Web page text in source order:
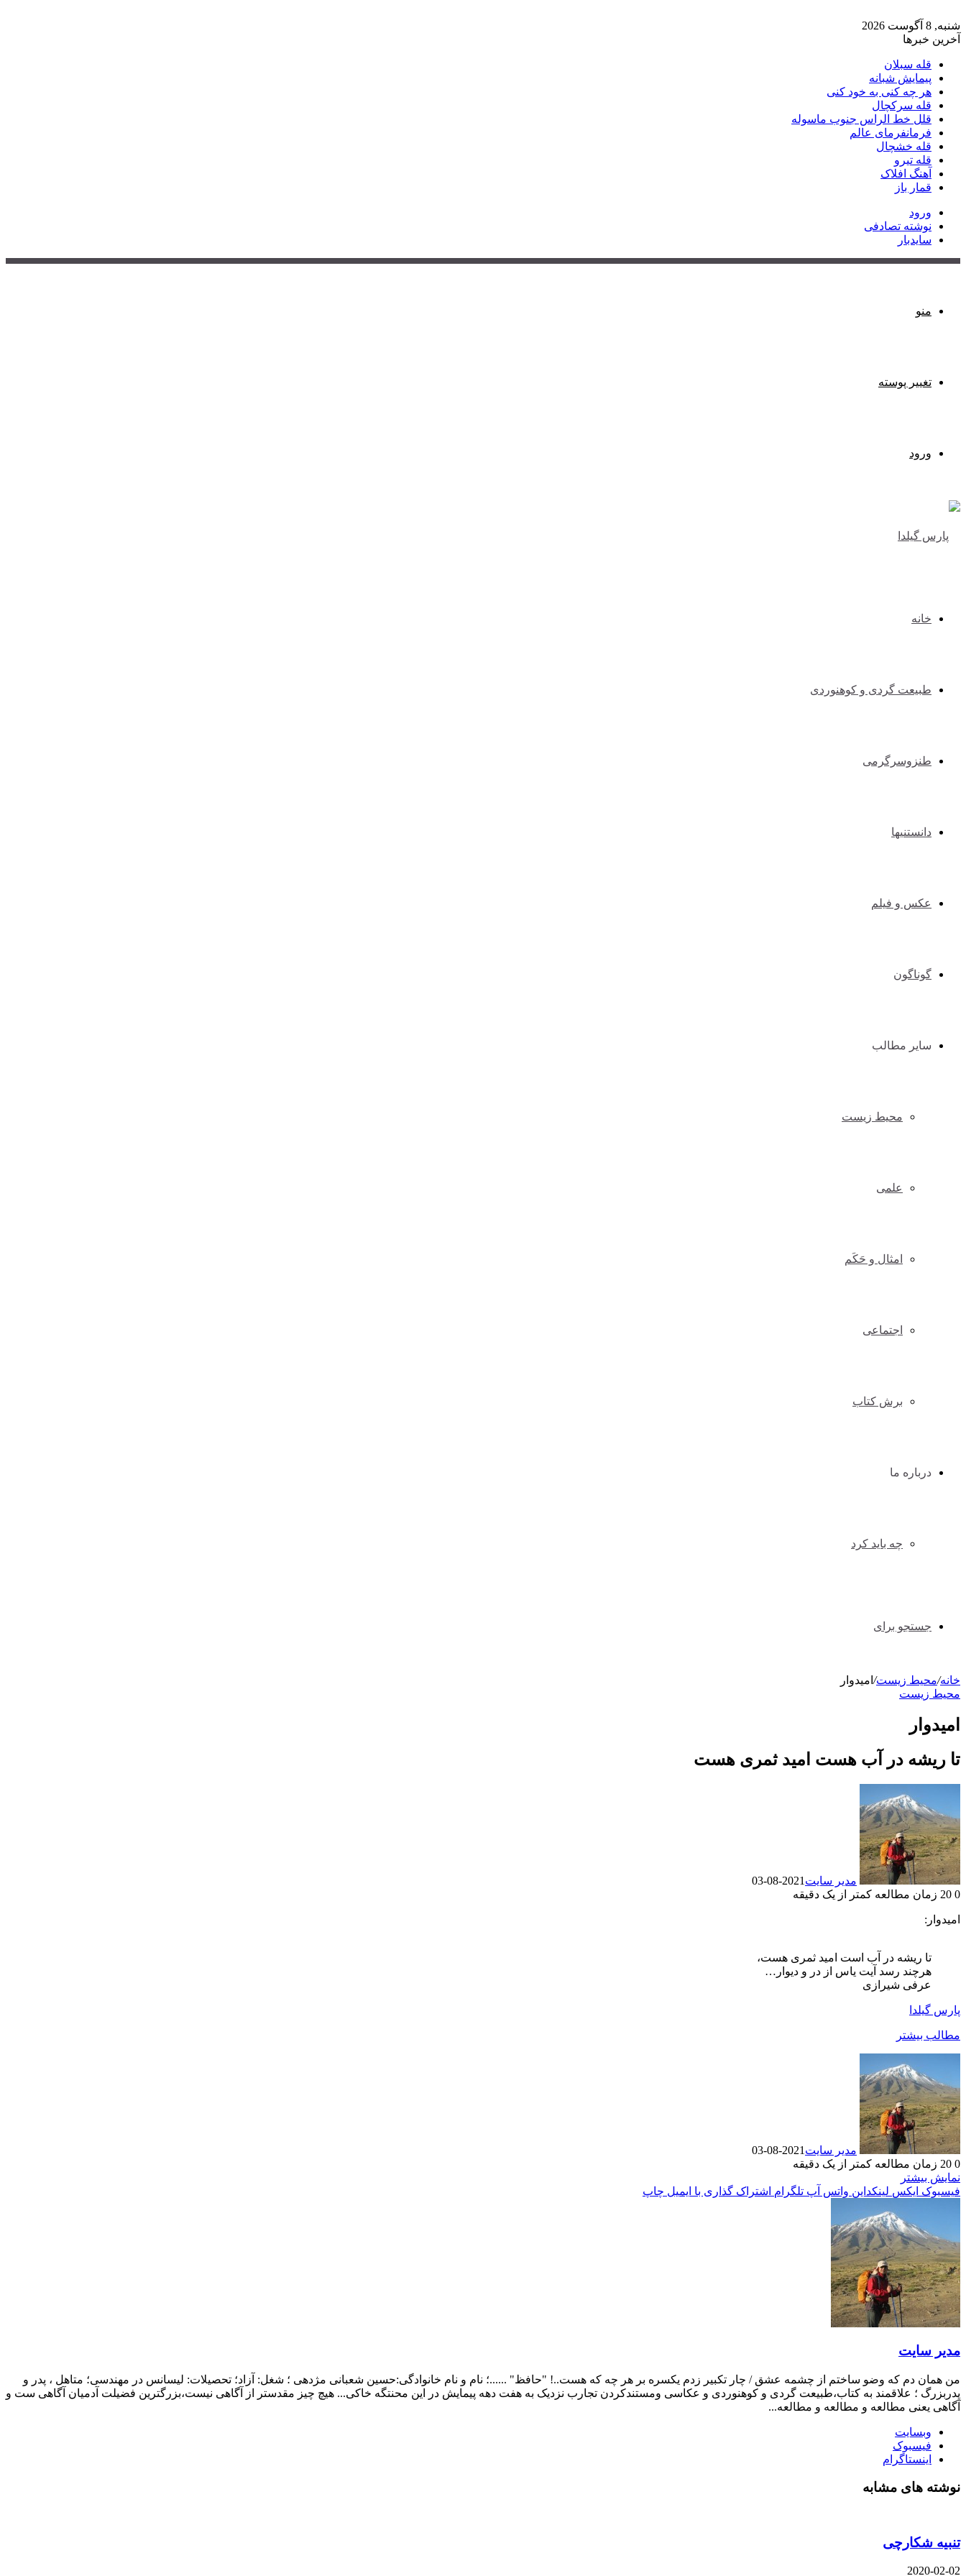
شنبه, 8 آگوست 2026
آخرین خبرها
قله سبلان
پیمایش شبانه
هر چه کنی به خود کنی
قله سرکچال
قلل خط الراس جنوب ماسوله
فرمانفرمای عالم
قله خشچال
قله تیرو
آهنگ افلاک
قمار باز
ورود
نوشته تصادفی
سایدبار
منو
تغییر پوسته
ورود
خانه
طبیعت گردی و کوهنوردی
طنزوسرگرمی
دانستنیها
عکس و فیلم
گوناگون
سایر مطالب
محیط زیست
علمی
امثال و حَکَم
اجتماعی
برش کتاب
درباره ما
چه باید کرد
جستجو برای
خانه/محیط زیست/ امیدوار
محیط زیست
امیدوار
تا ریشه در آب هست امید ثمری هست
مدیر سایت 2021-08-03
0
زمان مطالعه کمتر از یک دقیقه
امیدوار:
تا ریشه در آب است امید ثمری هست،
هرچند رسد آیت یاس از در و دیوار…
عرفی شیرازی
پارس گیلدا
مطالب بیشتر
مدیر سایت 2021-08-03
0
زمان مطالعه کمتر از یک دقیقه
نمایش بیشتر
فیسبوک ایکس لینکداین واتس آپ تلگرام اشتراک گذاری با ایمیل چاپ
مدیر سایت
من همان دم که وضو ساختم از چشمه عشق / چار تکبیر زدم یکسره بر هر چه که هست..! "حافظ" ......؛ نام و نام خانوادگی:حسین شعبانی مژدهی ؛ شغل: آزاد؛ تحصیلات: لیسانس در مهندسی؛ متاهل ، پدر و
پدربزرگ ؛ علاقمند به کتاب،طبیعت گردی و کوهنوردی و عکاسی ومستندکردن تجارب نزدیک به هفت دهه پیمایش در این محنتگه خاکی... هیچ چیز مقدستر از آگاهی نیست،بزرگترین فضیلت آدمیان آگاهی ست و
آگاهی یعنی مطالعه و مطالعه و مطالعه...
وبسایت
فیسبوک
اینستاگرام
نوشته های مشابه
تنبیه شکارچی
2020-02-02